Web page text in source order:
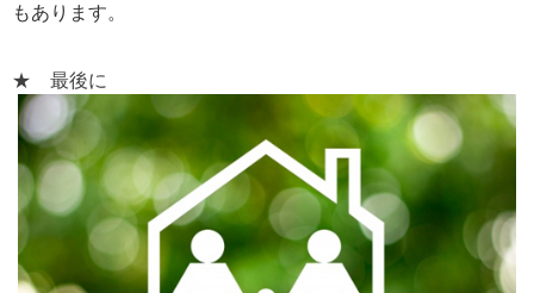
もあります。
★ 最後に